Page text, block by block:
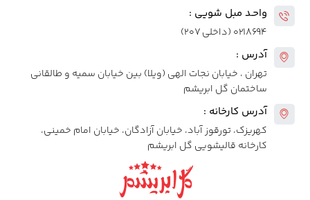
واحـد مبل شویی :
۰۲۱۸۶۹۴ (داخلی ۲۰۷)
آدرس :
تهران ، خیابان نجات الهی (ویلا) بین خیابان سمیه و طالقانی
ساختمان گل ابریشم
آدرس کارخانه :
کهریزک، تورقوز آباد، خیابان آزادگان، خیابان امام خمینی،
کارخانه قالیشویی گل ابریشم